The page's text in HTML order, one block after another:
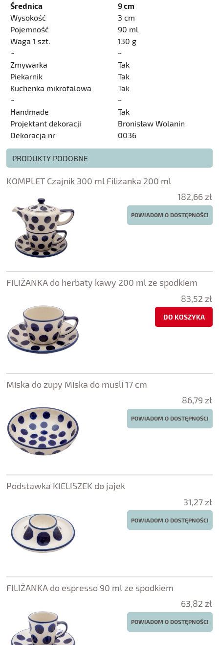
Średnica
9 cm
Wysokość
3 cm
Pojemność
90 ml
Waga 1 szt.
130 g
~
~
Zmywarka
Tak
Piekarnik
Tak
Kuchenka mikrofalowa
Tak
~
~
Handmade
Tak
Projektant dekoracji
Bronisław Wolanin
Dekoracja nr
0036
PRODUKTY PODOBNE
KOMPLET Czajnik 300 ml Filiżanka 200 ml
182,66 zł
POWIADOM O DOSTĘPNOŚCI
FILIŻANKA do herbaty kawy 200 ml ze spodkiem
83,52 zł
DO KOSZYKA
Miska do zupy Miska do musli 17 cm
86,79 zł
POWIADOM O DOSTĘPNOŚCI
Podstawka KIELISZEK do jajek
31,27 zł
POWIADOM O DOSTĘPNOŚCI
FILIŻANKA do espresso 90 ml ze spodkiem
63,82 zł
POWIADOM O DOSTĘPNOŚCI